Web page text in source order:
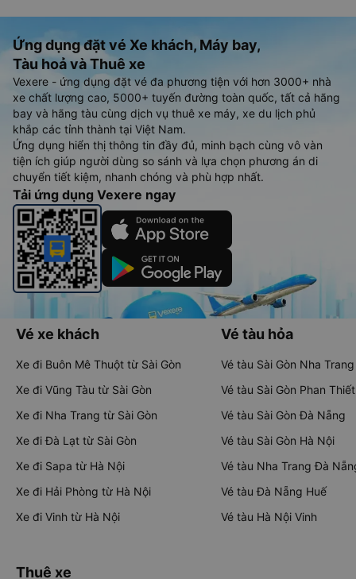
Ứng dụng đặt vé Xe khách, Máy bay,
Tàu hoả và Thuê xe
Vexere - ứng dụng đặt vé đa phương tiện với hơn 3000+ nhà
xe chất lượng cao, 5000+ tuyến đường toàn quốc, tất cả hãng
bay và hãng tàu cùng dịch vụ thuê xe máy, xe du lịch phủ
khắp các tỉnh thành tại Việt Nam.
Ứng dụng hiển thị thông tin đầy đủ, minh bạch cùng vô vàn
tiện ích giúp người dùng so sánh và lựa chọn phương án di
chuyển tiết kiệm, nhanh chóng và phù hợp nhất.
Tải ứng dụng Vexere ngay
Vé xe khách
Xe đi Buôn Mê Thuột từ Sài Gòn
Xe đi Vũng Tàu từ Sài Gòn
Xe đi Nha Trang từ Sài Gòn
Xe đi Đà Lạt từ Sài Gòn
Xe đi Sapa từ Hà Nội
Xe đi Hải Phòng từ Hà Nội
Xe đi Vinh từ Hà Nội
Vé tàu hỏa
Vé tàu Sài Gòn Nha Trang
Vé tàu Sài Gòn Phan Thiết
Vé tàu Sài Gòn Đà Nẵng
Vé tàu Sài Gòn Hà Nội
Vé tàu Nha Trang Đà
Vé tàu Đà Nẵng Huế
Vé tàu Hà Nội Vinh
Thuê xe